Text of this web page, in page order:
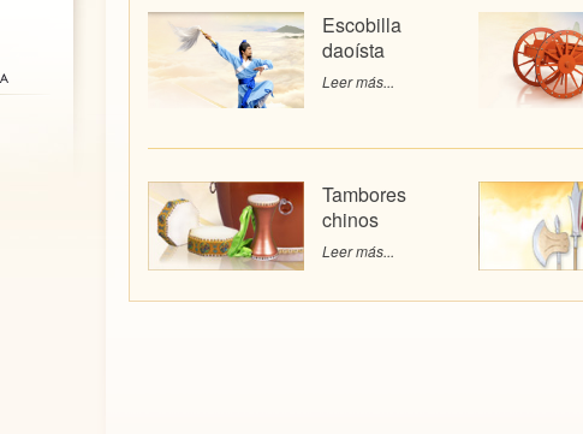
Escobilla
daoísta
Leer más...
Tambores
chinos
Leer más...